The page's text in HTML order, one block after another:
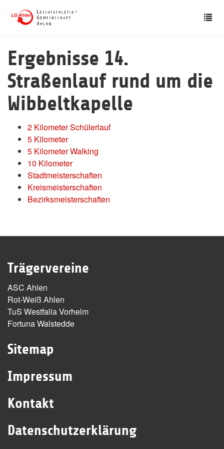
Ergebnisse 14.
Straßenlauf rund um die
Wibbeltkapelle
2 Kilometer Schülerlauf
5 Kilometer
5 Kilometer Walking
10 Kilometer
Stadtmeisterschaften
Kreismeisterschaften
Bezirksmeisterschaften
Trägervereine
ASC Ahlen
Rot-Weiß Ahlen
TuS Westfalia Vorhelm
Fortuna Walstedde
Sitemap
Impressum
Kontakt
Datenschutzerklärung